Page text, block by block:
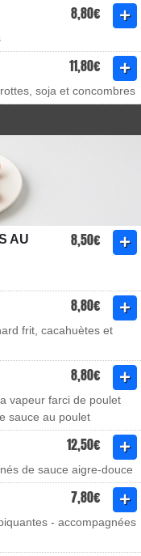
8,80€
11,80€
soja et concombres
AU
8,50€
8,80€
frit, cacahuètes et
8,80€
vapeur farci de poulet
sauce au poulet
12,50€
de sauce aigre-douce
7,80€
- accompagnées